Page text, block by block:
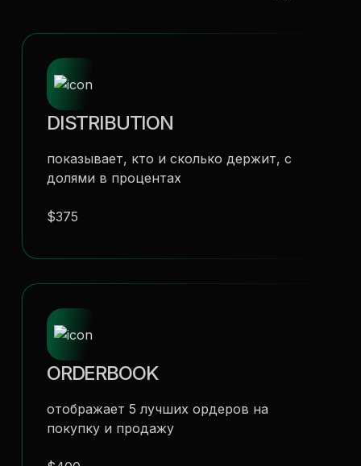
DISTRIBUTION
показывает, кто и сколько держит, с
долями в процентах
$375
ORDERBOOK
отображает 5 лучших ордеров на
покупку и продажу